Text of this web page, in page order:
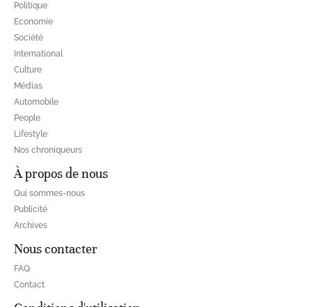
Politique
Economie
Société
International
Culture
Médias
Automobile
People
Lifestyle
Nos chroniqueurs
À propos de nous
Qui sommes-nous
Publicité
Archives
Nous contacter
FAQ
Contact